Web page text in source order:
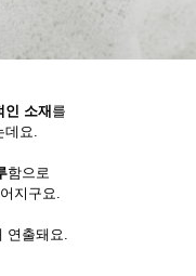
인 소재 를
데요.
함으로
지구요.
연출돼요.